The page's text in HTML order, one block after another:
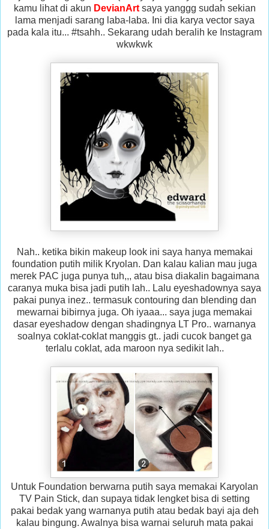
kamu lihat di akun DevianArtsaya yanggg sudah sekian
lama menjadi sarang laba-laba. Ini dia karya vector saya
pada kala itu... #tsahh.. Sekarang udah beralih ke Instagram
wkwkwk
Nah.. ketika bikin makeup look ini saya hanya memakai
foundation putih milik Kryolan. Dan kalau kalian mau juga
merek PAC juga punya tuh,,, atau bisa diakalin bagaimana
caranya muka bisa jadi putih lah.. Lalu eyeshadownya saya
pakai punya inez.. termasuk contouring dan blending dan
mewarnai bibirnya juga. Oh iyaaa... saya juga memakai
dasar eyeshadow dengan shadingnya LT Pro.. warnanya
soalnya coklat-coklat manggis gt.. jadi cucok banget ga
terlalu coklat, ada maroon nya sedikit lah..
Untuk Foundation berwarna putih saya memakai Karyolan
TV Pain Stick, dan supaya tidak lengket bisa di setting
pakai bedak yang warnanya putih atau bedak bayi aja deh
kalau bingung. Awalnya bisa warnai seluruh mata pakai